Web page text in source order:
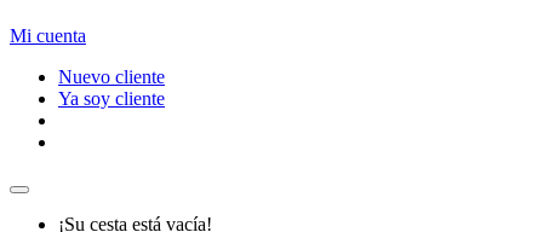
Mi cuenta
Nuevo cliente
Ya soy cliente
¡Su cesta está vacía!